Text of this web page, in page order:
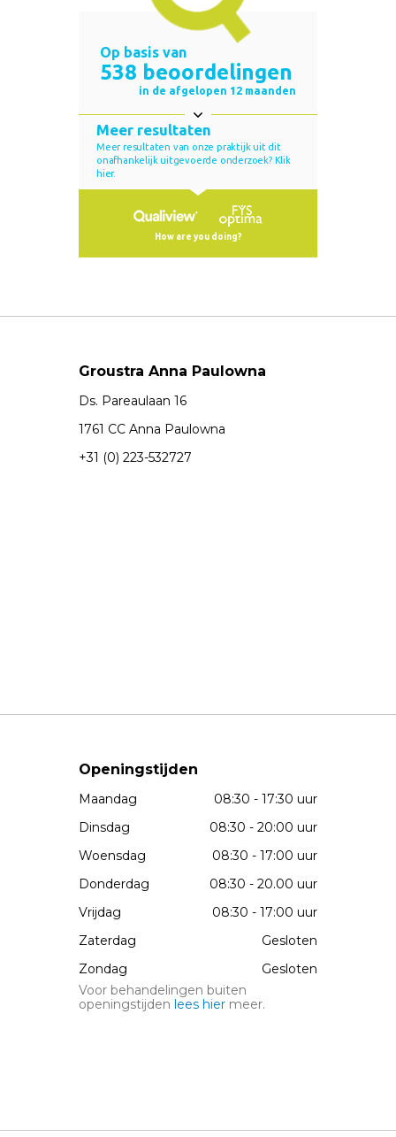
Groustra Anna Paulowna
Ds. Pareaulaan 16
1761 CC Anna Paulowna
+31 (0) 223-532727
Openingstijden
Maandag
08:30 - 17:30 uur
Dinsdag
08:30 - 20:00 uur
Woensdag
08:30 - 17:00 uur
Donderdag
08:30 - 20.00 uur
Vrijdag
08:30 - 17:00 uur
Zaterdag
Gesloten
Zondag
Gesloten
Voor behandelingen buiten
openingstijden lees hier meer.